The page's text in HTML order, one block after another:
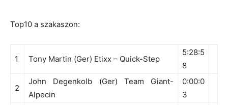
Top10 a szakaszon:
1 Tony Martin (Ger) Etixx – Quick-Step
5:28:5
8
2
John Degenkolb (Ger) Team Giant-
Alpecin
0:00:0
3